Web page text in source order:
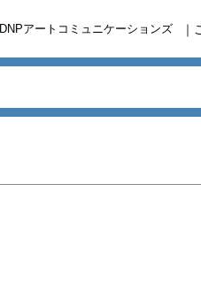
DNPアートコミュニケーションズ ｜